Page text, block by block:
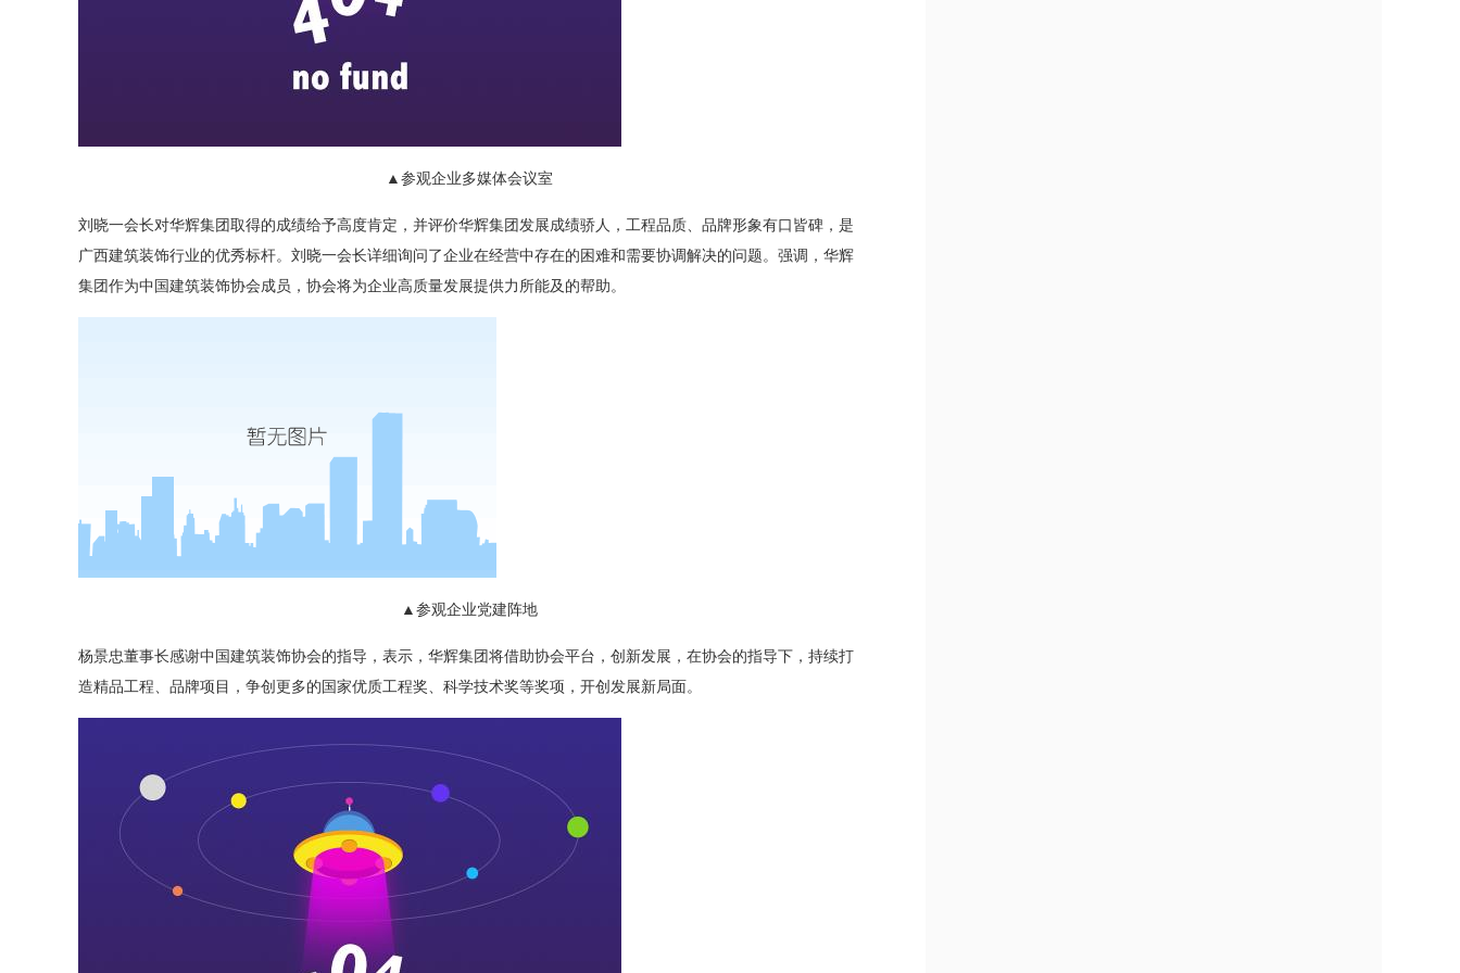
▲参观企业多媒体会议室
刘晓一会长对华辉集团取得的成绩给予高度肯定，并评价华辉集团发展成绩骄人，工程品质、品牌形象有口皆碑，是
广西建筑装饰行业的优秀标杆。刘晓一会长详细询问了企业在经营中存在的困难和需要协调解决的问题。强调，华辉
集团作为中国建筑装饰协会成员，协会将为企业高质量发展提供力所能及的帮助。
▲参观企业党建阵地
杨景忠董事长感谢中国建筑装饰协会的指导，表示，华辉集团将借助协会平台，创新发展，在协会的指导下，持续打
造精品工程、品牌项目，争创更多的国家优质工程奖、科学技术奖等奖项，开创发展新局面。